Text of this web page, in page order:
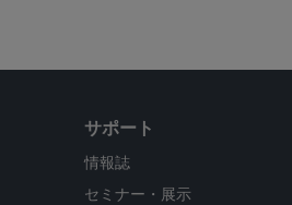
サポート
情報誌
セミナー・展示